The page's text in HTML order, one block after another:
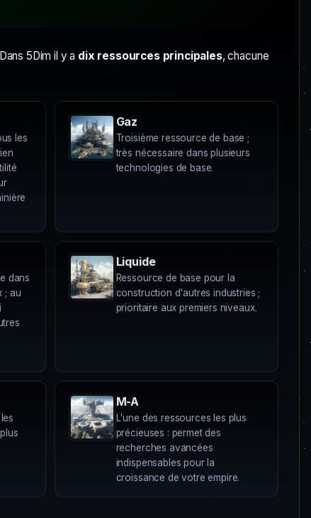
5Dim il y a dix ressources principales, chacune
les
Gaz
Troisième ressource de base ;
très nécessaire dans plusieurs
technologies de base.
dans
; au
Liquide
Ressource de base pour la
construction d'autres industries ;
prioritaire aux premiers niveaux.
M-A
L'une des ressources les plus
précieuses : permet des
recherches avancées
indispensables pour la
croissance de votre empire.